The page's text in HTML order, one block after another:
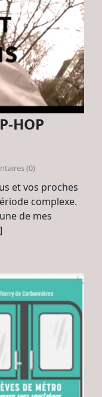
HOP
(0)
et vos proches
complexe.
de mes